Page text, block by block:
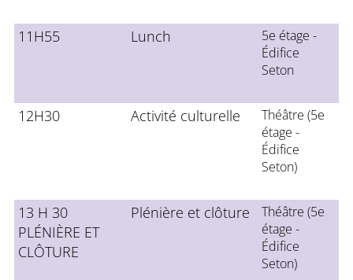
11H55 Lunch
5e étage -
Édifice
Seton
12H30 Activité culturelle
Théâtre (5e
étage -
Édifice
Seton)
13 H 30
PLÉNIÈRE ET
CLÔTURE
Plénière et clôture
Théâtre (5e
étage -
Édifice
Seton)